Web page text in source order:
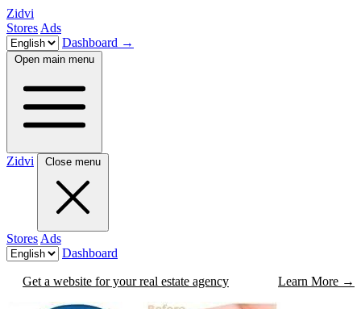
Zidvi
Stores Ads
Dashboard →
Open main menu
Zidvi Close menu
Stores Ads
Dashboard
Get a website for your real estate agency Learn More →